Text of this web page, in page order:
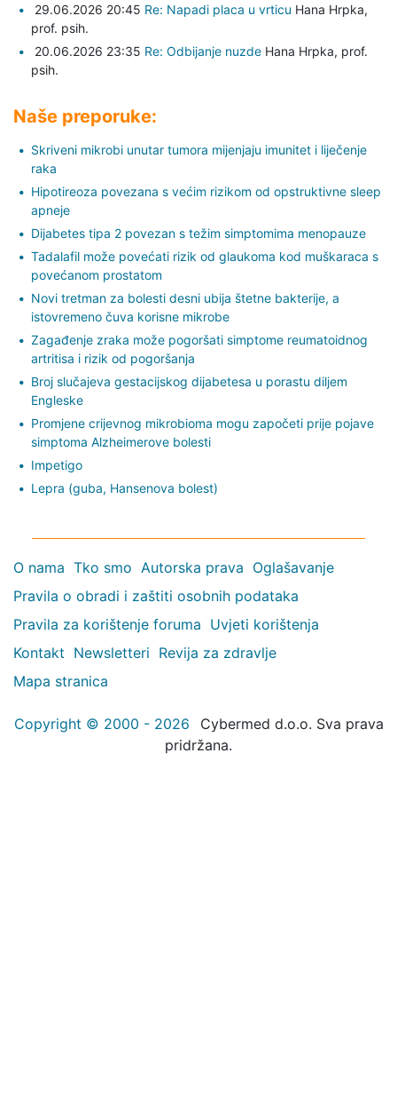
29.06.2026 20:45 Re: Napadi placa u vrticu Hana Hrpka,
prof. psih.
20.06.2026 23:35 Re: Odbijanje nuzde Hana Hrpka, prof.
psih.
Naše preporuke:
Skriveni mikrobi unutar tumora mijenjaju imunitet i liječenje
raka
Hipotireoza povezana s većim rizikom od opstruktivne sleep
apneje
Dijabetes tipa 2 povezan s težim simptomima menopauze
Tadalafil može povećati rizik od glaukoma kod muškaraca s
povećanom prostatom
Novi tretman za bolesti desni ubija štetne bakterije, a
istovremeno čuva korisne mikrobe
Zagađenje zraka može pogoršati simptome reumatoidnog
artritisa i rizik od pogoršanja
Broj slučajeva gestacijskog dijabetesa u porastu diljem
Engleske
Promjene crijevnog mikrobioma mogu započeti prije pojave
simptoma Alzheimerove bolesti
Impetigo
Lepra (guba, Hansenova bolest)
O nama Tko smo Autorska prava Oglašavanje
Pravila o obradi i zaštiti osobnih podataka
Pravila za korištenje foruma Uvjeti korištenja
Kontakt Newsletteri Revija za zdravlje
Mapa stranica
Copyright © 2000 - 2026
Cybermed d.o.o. Sva prava
pridržana.